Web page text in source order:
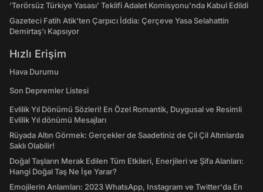
‘Terörsüz Türkiye Yasası’ Teklifi Adalet Komisyonu'nda Kabul Edildi
Gazeteci Fatih Atik'ten Çarpıcı İddia: Çerçeve Yasa Selahattin
Demirtaş'ı Kapsıyor
Hızlı Erişim
Hava Durumu
Son Depremler Listesi
Evlilik Yıl Dönümü Sözleri! En Özel Romantik, Duygusal ve Resimli
Evlilik Yıl dönümü Mesajları
Rüyada Altın Görmek: Gerçekler de Saadetiniz de Çil Çil Altınlarda
Saklı Olabilir!
Doğal Taşların Merak Edilen Tüm Etkileri, Enerjileri ve Şifa Alanları:
Hangi Doğal Taş Ne İşe Yarar?
Emojilerin Anlamları: 2023 WhatsApp, Instagram ve Twitter'da En